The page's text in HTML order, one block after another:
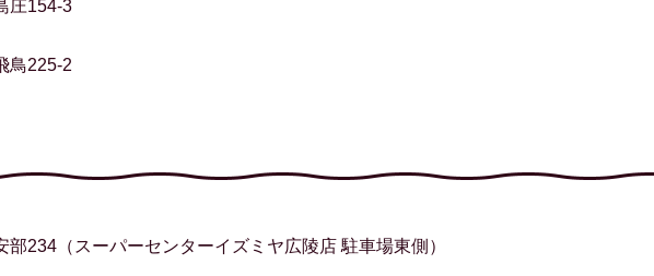
庄154-3
鳥225-2
234（スーパーセンターイズミヤ広陵店 駐車場東側）